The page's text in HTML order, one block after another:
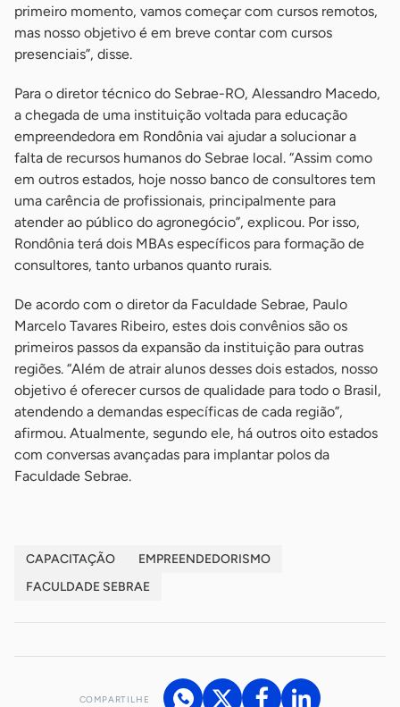
primeiro momento, vamos começar com cursos remotos,
mas nosso objetivo é em breve contar com cursos
presenciais”, disse.
Para o diretor técnico do Sebrae-RO, Alessandro Macedo,
a chegada de uma instituição voltada para educação
empreendedora em Rondônia vai ajudar a solucionar a
falta de recursos humanos do Sebrae local. “Assim como
em outros estados, hoje nosso banco de consultores tem
uma carência de profissionais, principalmente para
atender ao público do agronegócio”, explicou. Por isso,
Rondônia terá dois MBAs específicos para formação de
consultores, tanto urbanos quanto rurais.
De acordo com o diretor da Faculdade Sebrae, Paulo
Marcelo Tavares Ribeiro, estes dois convênios são os
primeiros passos da expansão da instituição para outras
regiões. “Além de atrair alunos desses dois estados, nosso
objetivo é oferecer cursos de qualidade para todo o Brasil,
atendendo a demandas específicas de cada região”,
afirmou. Atualmente, segundo ele, há outros oito estados
com conversas avançadas para implantar polos da
Faculdade Sebrae.
CAPACITAÇÃO
EMPREENDEDORISMO
FACULDADE SEBRAE
COMPARTILHE